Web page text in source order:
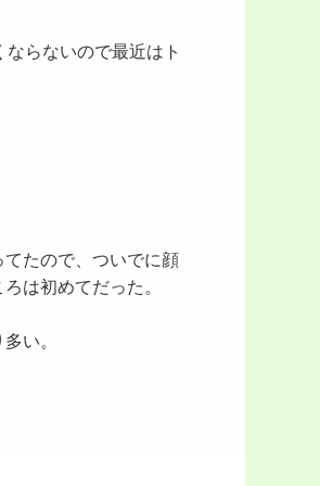
らないので最近はト
たので、ついでに顔
は初めてだった。
い。